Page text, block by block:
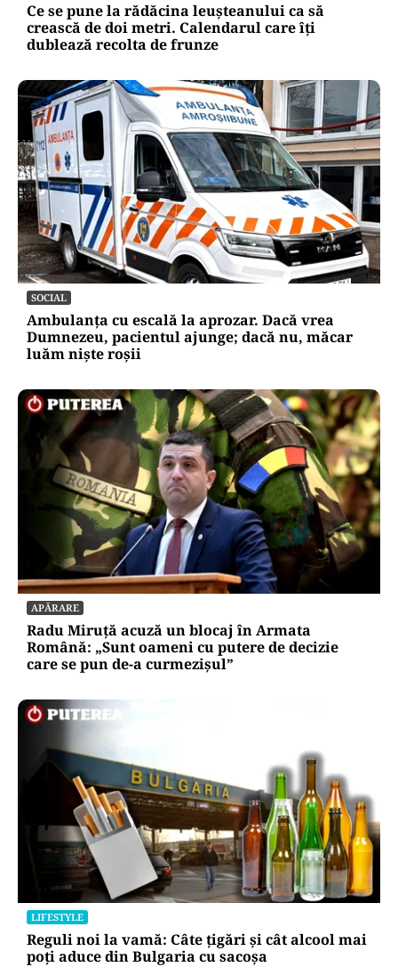
Ce se pune la rădăcina leușteanului ca să
crească de doi metri. Calendarul care îți
dublează recolta de frunze
SOCIAL
Ambulanța cu escală la aprozar. Dacă vrea
Dumnezeu, pacientul ajunge; dacă nu, măcar
luăm niște roșii
APĂRARE
Radu Miruță acuză un blocaj în Armata
Română: „Sunt oameni cu putere de decizie
care se pun de-a curmezișul”
LIFESTYLE
Reguli noi la vamă: Câte țigări și cât alcool mai
poți aduce din Bulgaria cu sacoșa